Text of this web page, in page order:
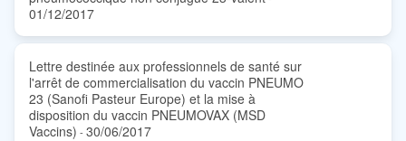
01/12/2017
Lettre destinée aux professionnels de santé sur
l'arrêt de commercialisation du vaccin PNEUMO
23 (Sanofi Pasteur Europe) et la mise à
disposition du vaccin PNEUMOVAX (MSD
Vaccins) -30/06/2017